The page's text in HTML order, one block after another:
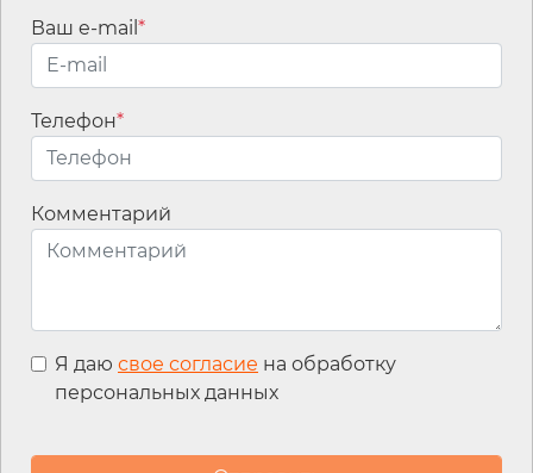
Имя*
Email*
Ваш e-mail *
Телефон*
Комментарий
Я даю свое согласие на обработку
персональных данных
файлы cookies для